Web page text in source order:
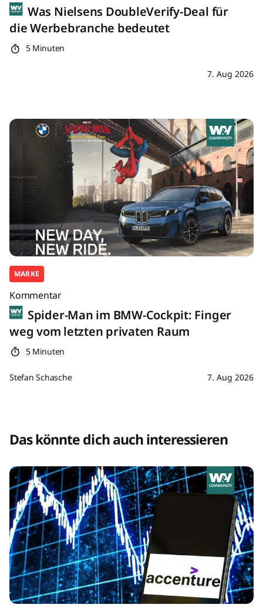
Was Nielsens DoubleVerify-Deal für
die Werbebranche bedeutet
5 Minuten
7. Aug 2026
MARKE
Kommentar
Spider-Man im BMW-Cockpit: Finger
weg vom letzten privaten Raum
5 Minuten
Stefan Schasche 7. Aug 2026
Das könnte dich auch interessieren